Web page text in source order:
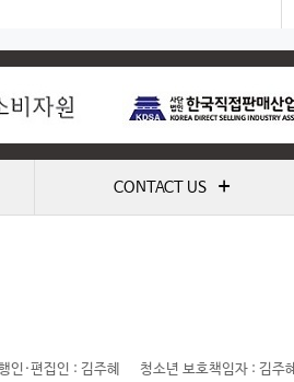
CONTACT US +
인·편집인 : 김주혜 청소년 보호책임자 : 김주혜